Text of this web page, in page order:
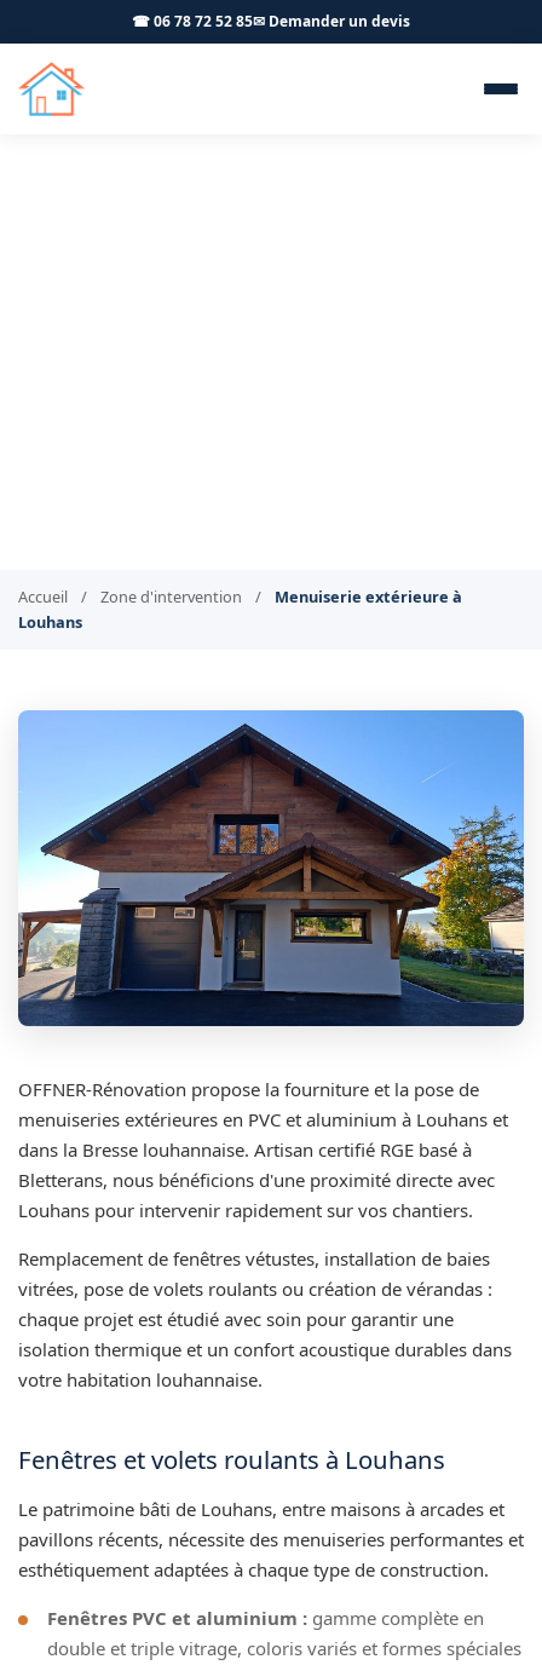
☎ 06 78 72 52 85✉ Demander un devis
Accueil / Zone d'intervention /
Menuiserie extérieure à
Louhans
OFFNER-Rénovation propose la fourniture et la pose de
menuiseries extérieures en PVC et aluminium à Louhans et
dans la Bresse louhannaise. Artisan certifié RGE basé à
Bletterans, nous bénéficions d'une proximité directe avec
Louhans pour intervenir rapidement sur vos chantiers.
Remplacement de fenêtres vétustes, installation de baies
vitrées, pose de volets roulants ou création de vérandas :
chaque projet est étudié avec soin pour garantir une
isolation thermique et un confort acoustique durables dans
votre habitation louhannaise.
Fenêtres et volets roulants à Louhans
Le patrimoine bâti de Louhans, entre maisons à arcades et
pavillons récents, nécessite des menuiseries performantes et
esthétiquement adaptées à chaque type de construction.
Fenêtres PVC et aluminium : gamme complète en
double et triple vitrage, coloris variés et formes spéciales